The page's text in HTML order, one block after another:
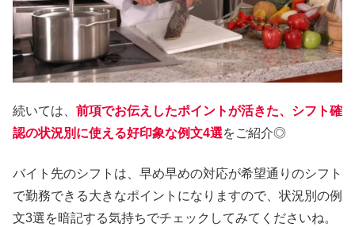
続いては、 前項でお伝えしたポイントが活きた、シフト確
認の状況別に使える好印象な例文4選をご紹介◎
バイト先のシフトは、早め早めの対応が希望通りのシフト
で勤務できる大きなポイントになりますので、状況別の例
文3選を暗記する気持ちでチェックしてみてくださいね。